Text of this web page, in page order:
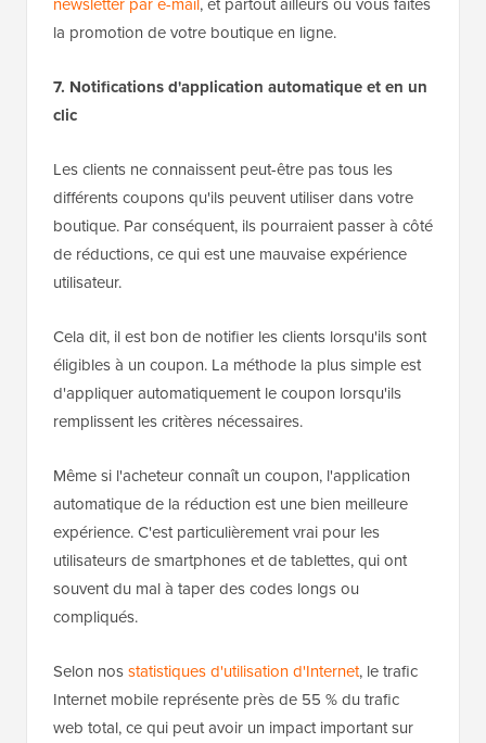
la promotion de votre boutique en ligne.
7. Notifications d'application automatique et en un
clic
Les clients ne connaissent peut-être pas tous les
différents coupons qu'ils peuvent utiliser dans votre
boutique. Par conséquent, ils pourraient passer à côté
de réductions, ce qui est une mauvaise expérience
utilisateur.
Cela dit, il est bon de notifier les clients lorsqu'ils sont
éligibles à un coupon. La méthode la plus simple est
d'appliquer automatiquement le coupon lorsqu'ils
remplissent les critères nécessaires.
Même si l'acheteur connaît un coupon, l'application
automatique de la réduction est une bien meilleure
expérience. C'est particulièrement vrai pour les
utilisateurs de smartphones et de tablettes, qui ont
souvent du mal à taper des codes longs ou
compliqués.
Selon nosstatistiques d'utilisation d'Internet, le trafic
Internet mobile représente près de 55 % du trafic
web total, ce qui peut avoir un impact important sur